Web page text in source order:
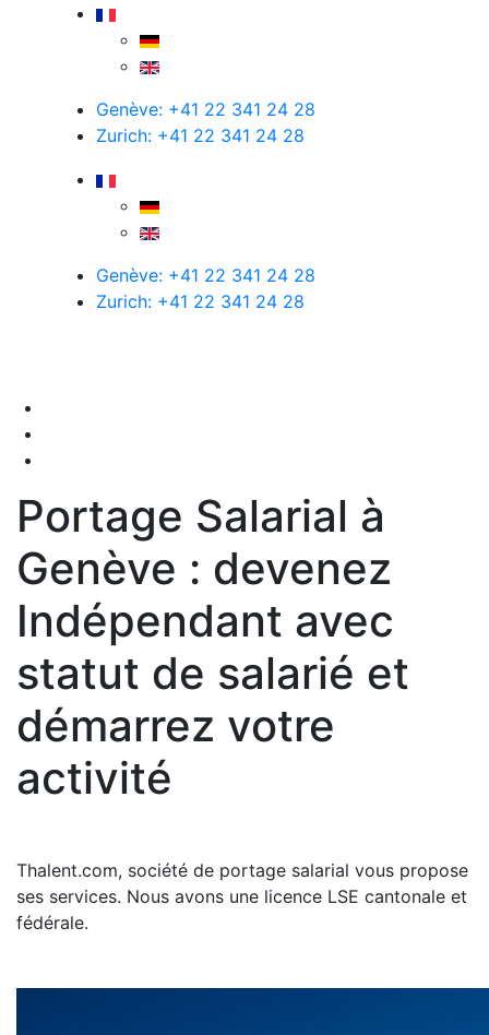
Genève: +41 22 341 24 28
Zurich: +41 22 341 24 28
Genève: +41 22 341 24 28
Zurich: +41 22 341 24 28
Portage Salarial à
Genève : devenez
Indépendant avec
statut de salarié et
démarrez votre
activité
Thalent.com, société de portage salarial vous propose
ses services. Nous avons une licence LSE cantonale et
fédérale.